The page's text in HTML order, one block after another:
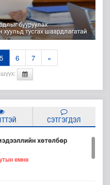
бууруулах
тусгах шаардлагатай
5 6 7 »
СЭТГЭГДЭЛ
хөтөлбөр
өмнө